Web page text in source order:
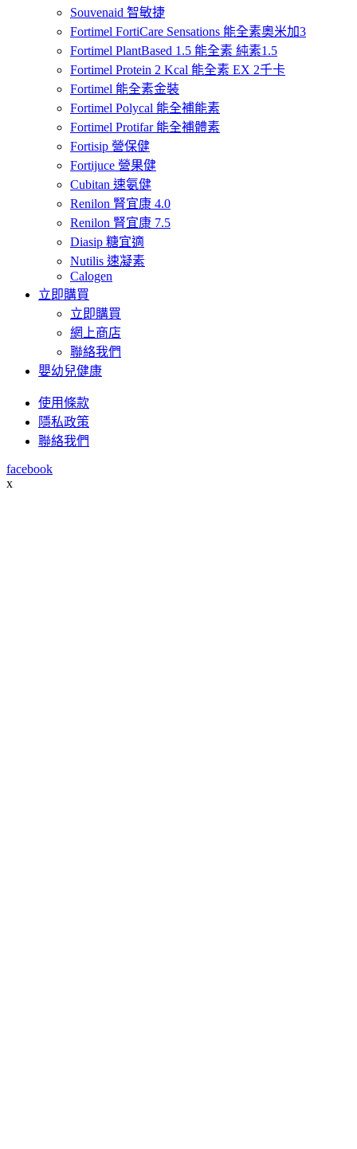
Souvenaid 智敏捷
Fortimel FortiCare Sensations 能全素奧米加3
Fortimel PlantBased 1.5 能全素 純素1.5
Fortimel Protein 2 Kcal 能全素 EX 2千卡
Fortimel 能全素金裝
Fortimel Polycal 能全補能素
Fortimel Protifar 能全補體素
Fortisip 營保健
Fortijuce 營果健
Cubitan 速氨健
Renilon 腎宜康 4.0
Renilon 腎宜康 7.5
Diasip 糖宜適
Nutilis 速凝素
Calogen
立即購買
立即購買
網上商店
聯絡我們
嬰幼兒健康
使用條款
隱私政策
聯絡我們
facebook
x